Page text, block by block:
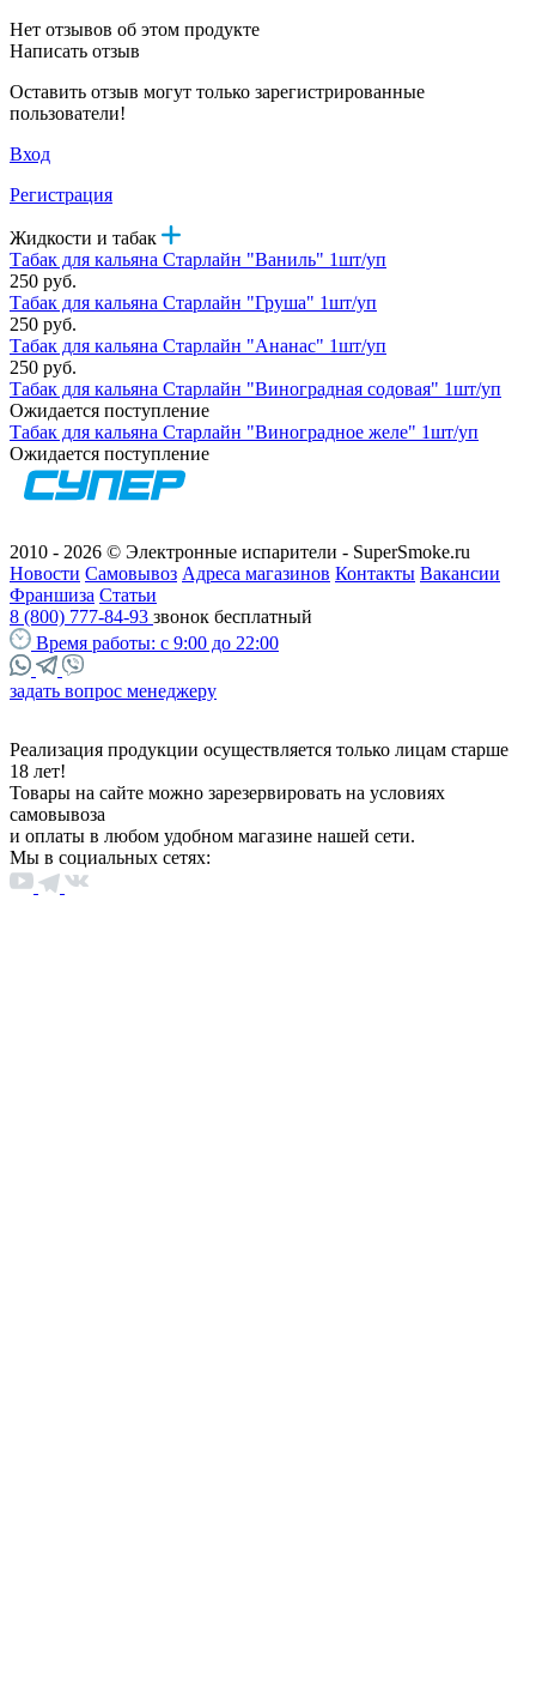
Нет отзывов об этом продукте
Написать отзыв
Оставить отзыв могут только зарегистрированные
пользователи!
Вход
Регистрация
Жидкости и табак
Табак для кальяна Старлайн "Ваниль" 1шт/уп
250 руб.
Табак для кальяна Старлайн "Груша" 1шт/уп
250 руб.
Табак для кальяна Старлайн "Ананас" 1шт/уп
250 руб.
Табак для кальяна Старлайн "Виноградная содовая" 1шт/уп
Ожидается поступление
Табак для кальяна Старлайн "Виноградное желе" 1шт/уп
Ожидается поступление
2010 - 2026 © Электронные испарители - SuperSmoke.ru
Новости Самовывоз Адреса магазинов Контакты Вакансии
Франшиза Статьи
8 (800) 777-84-93 звонок бесплатный
Время работы: с 9:00 до 22:00
задать вопрос менеджеру
Реализация продукции осуществляется только лицам старше
18 лет!
Товары на сайте можно зарезервировать на условиях
самовывоза
и оплаты в любом удобном магазине нашей сети.
Мы в социальных сетях: